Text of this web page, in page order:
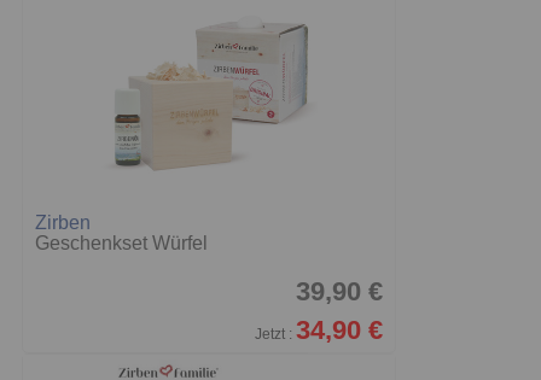
Zirben
Geschenkset Würfel
Jetzt : 34,90 €
39,90 €